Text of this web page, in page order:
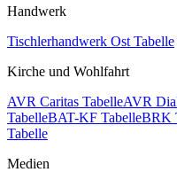
Handwerk
Tischlerhandwerk Ost Tabelle
Kirche und Wohlfahrt
AVR Caritas TabelleAVR
TabelleBAT-KF TabelleBRK
Tabelle
Medien